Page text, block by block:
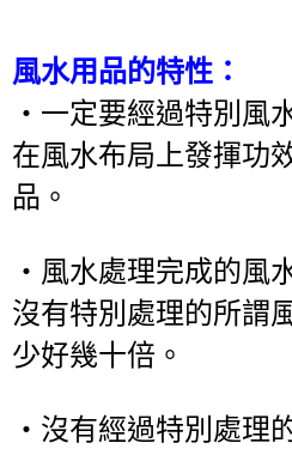
風水用品的特性：
‧一定要經過特別風
在風水布局上發揮功
品。
‧風水處理完成的風
沒有特別處理的所謂
少好幾十倍。
‧沒有經過特別處理